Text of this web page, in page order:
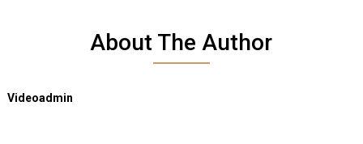
About The Author
Videoadmin